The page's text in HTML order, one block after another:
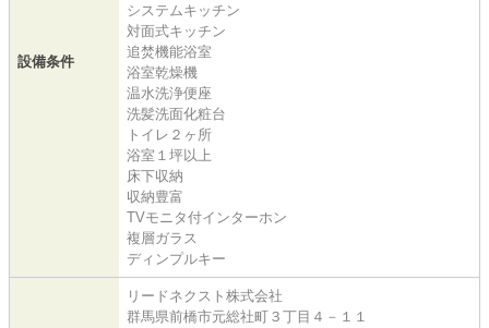
設備条件
システムキッチン
対面式キッチン
追焚機能浴室
浴室乾燥機
温水洗浄便座
洗髪洗面化粧台
トイレ２ヶ所
浴室１坪以上
床下収納
収納豊富
TVモニタ付インターホン
複層ガラス
ディンプルキー
リードネクスト株式会社
群馬県前橋市元総社町３丁目４－１１